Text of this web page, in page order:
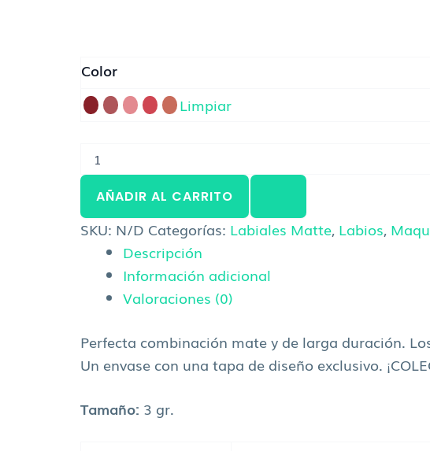
Color
Limpiar
AÑADIR AL CARRITO
SKU: N/D Categorías: Labiales Matte, Labios,
Descripción
Información adicional
Valoraciones (0)
Perfecta combinación mate y de larga duración.
Un envase con una tapa de diseño exclusivo.
Tamaño: 3 gr.